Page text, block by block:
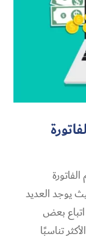
يوجد العديد
بعض
تناسبًا